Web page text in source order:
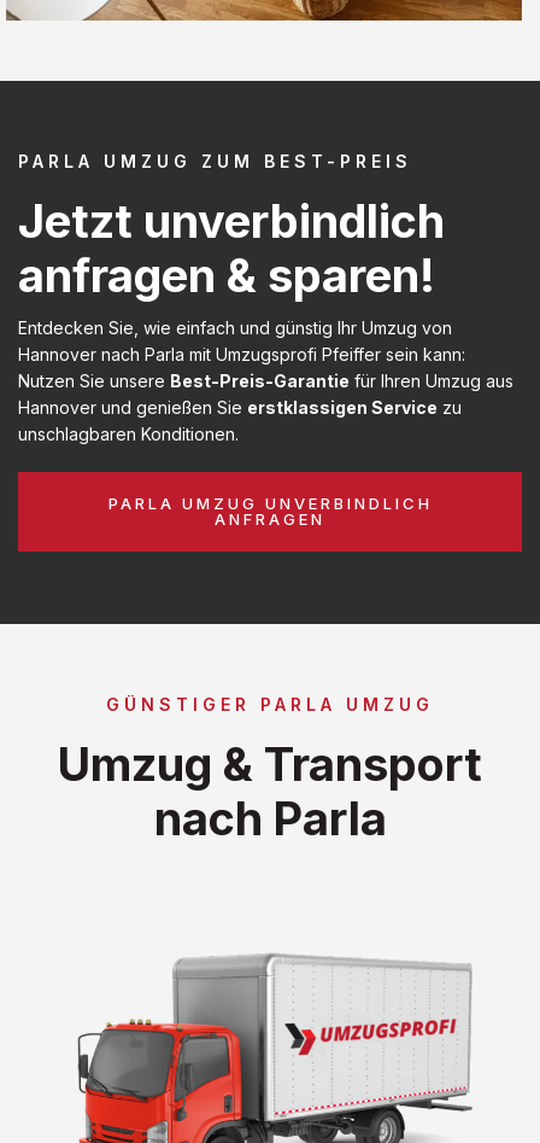
PARLA UMZUG ZUM BEST-PREIS
Jetzt unverbindlich
anfragen & sparen!
Entdecken Sie, wie einfach und günstig Ihr Umzug von
Hannover nach Parla mit Umzugsprofi Pfeiffer sein kann:
Nutzen Sie unsere Best-Preis-Garantie für Ihren Umzug aus
Hannover und genießen Sie erstklassigen Service zu
unschlagbaren Konditionen.
PARLA UMZUG UNVERBINDLICH
ANFRAGEN
GÜNSTIGER PARLA UMZUG
Umzug & Transport
nach Parla